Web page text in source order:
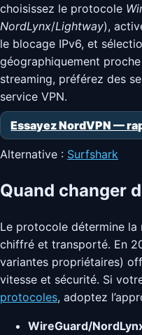
choisissez le protocole
NordLynx/Lightway),
le blocage IPv6, et
géographiquement
streaming, préférez des
service VPN.
Essayez NordVPN —
Alternative : Surfshark
Quand changer
Le protocole détermine
chiffré et transporté. En
variantes propriétaires)
vitesse et sécurité. Si
protocoles, adoptez
WireGuard/